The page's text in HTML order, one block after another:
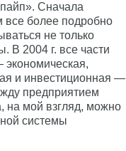
Сначала
все более подробно
не только
В 2004 г. все части
и инвестиционная —
предприятием
на мой взгляд, можно
системы